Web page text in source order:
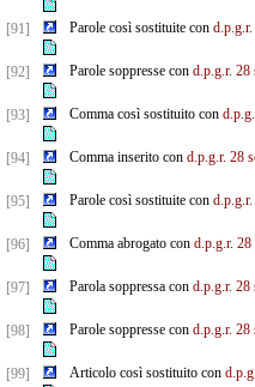
[91] Parole così sostituite con
[92] Parole soppresse con d.p.g.r. 28
[93] Comma così sostituito con
[94] Comma inserito con d.p.g.r. 28
[95] Parole così sostituite con
[96] Comma abrogato con d.p.g.r. 28
[97] Parola soppressa con d.p.g.r. 28
[98] Parole soppresse con d.p.g.r. 28
[99] Articolo così sostituito con